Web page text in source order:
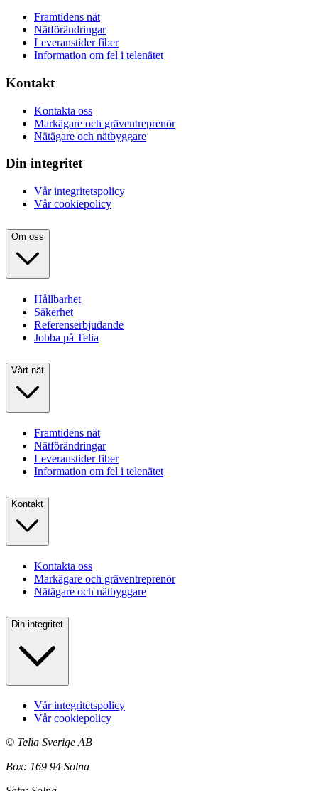
Framtidens nät
Nätförändringar
Leveranstider fiber
Information om fel i telenätet
Kontakt
Kontakta oss
Markägare och gräventreprenör
Nätägare och nätbyggare
Din integritet
Vår integritetspolicy
Vår cookiepolicy
Om oss
Hållbarhet
Säkerhet
Referenserbjudande
Jobba på Telia
Vårt nät
Framtidens nät
Nätförändringar
Leveranstider fiber
Information om fel i telenätet
Kontakt
Kontakta oss
Markägare och gräventreprenör
Nätägare och nätbyggare
Din integritet
Vår integritetspolicy
Vår cookiepolicy
© Telia Sverige AB
Box: 169 94 Solna